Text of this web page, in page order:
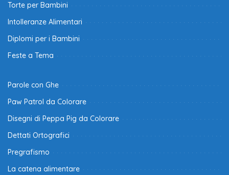
Torte per Bambini
Intolleranze Alimentari
Diplomi per i Bambini
Feste a Tema
Parole con Ghe
Paw Patrol da Colorare
Disegni di Peppa Pig da Colorare
Dettati Ortografici
Pregrafismo
La catena alimentare